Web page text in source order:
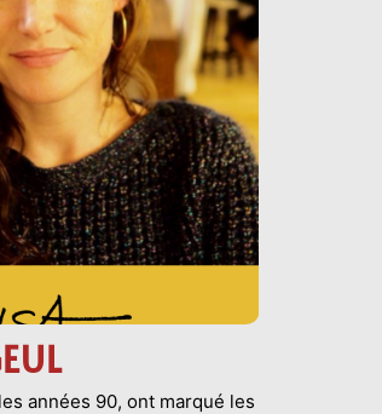
années 90, ont marqué les